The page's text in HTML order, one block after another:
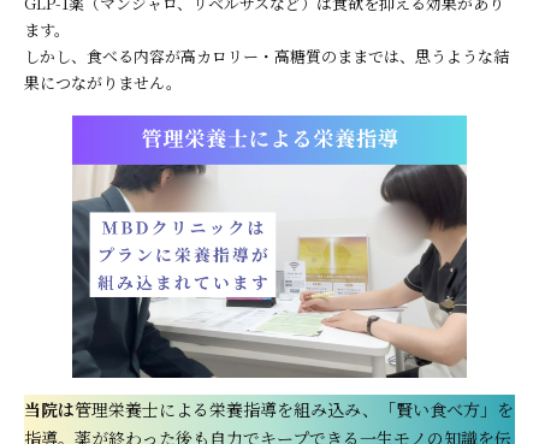
ます。
しかし、食べる内容が高カロリー・高糖質のままでは、思うような結
果につながりません。
当院は管理栄養士による栄養指導を組み込み、「賢い食べ方」を
指導。薬が終わった後も自力でキープできる一生モノの知識を伝